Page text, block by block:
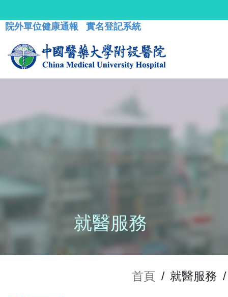
院外單位健康通報 實名登記系統
就醫服務
首頁 / 就醫服務 /